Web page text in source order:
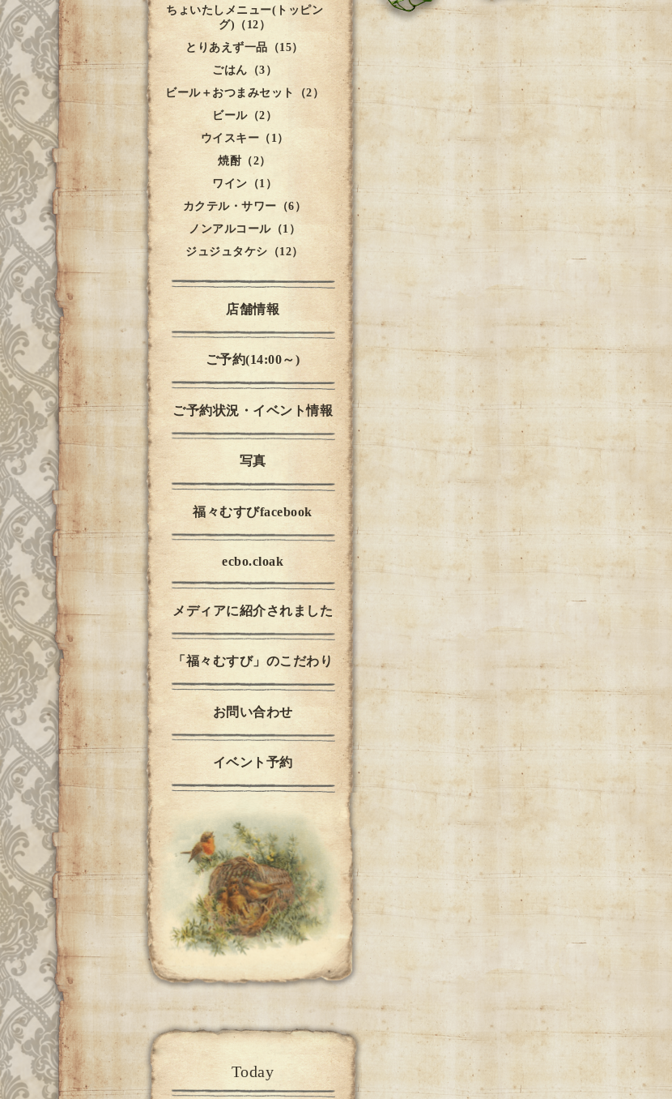
ちょいたしメニュー(トッピン
グ)（12）
とりあえず一品（15）
ごはん（3）
ビール＋おつまみセット（2）
ビール（2）
ウイスキー（1）
焼酎（2）
ワイン（1）
カクテル・サワー（6）
ノンアルコール（1）
ジュジュタケシ（12）
店舗情報
ご予約(14:00～)
ご予約状況・イベント情報
写真
福々むすびfacebook
ecbo.cloak
メディアに紹介されました
「福々むすび」のこだわり
お問い合わせ
イベント予約
Today